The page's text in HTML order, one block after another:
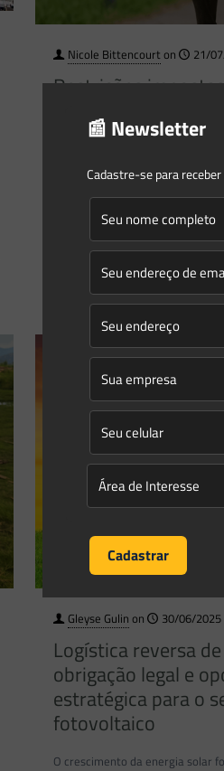
Nicole Bittencourton 21/
Restrições
Bull e derivados,
Em 09 de julho de 2025, foi
Santa Catarina, Jorginho Mello
1047/2025, que regulamenta a
Gleyse Gulin on 30/06/2025
Logística reversa
obrigação legal e
estratégica para o
fotovoltaico
O crescimento da energia solar
📰 Newsletter
Cadastre-se para